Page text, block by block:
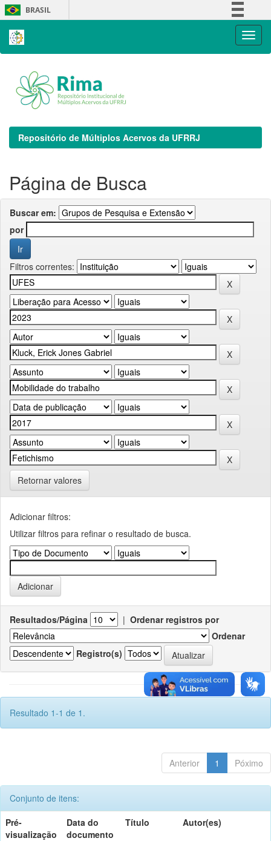
Skip
navigation
BRASIL
Repositório de Múltiplos Acervos da UFRRJ
Página de Busca
Buscar em:
por
Filtros correntes:
Retornar valores
Adicionar filtros:
Utilizar filtros para refinar o resultado de busca.
Resultados/Página | Ordenar registros por
Ordenar
Registro(s)
Resultado 1-1 de 1.
Anterior 1 Póximo
Conjunto de itens:
Pré-
visualização
Data do
documento
Título Autor(es)